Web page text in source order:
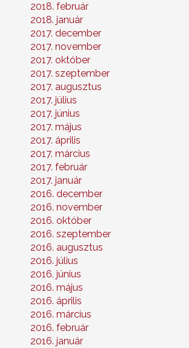
2018. február
2018. január
2017. december
2017. november
2017. október
2017. szeptember
2017. augusztus
2017. július
2017. június
2017. május
2017. április
2017. március
2017. február
2017. január
2016. december
2016. november
2016. október
2016. szeptember
2016. augusztus
2016. július
2016. június
2016. május
2016. április
2016. március
2016. február
2016. január